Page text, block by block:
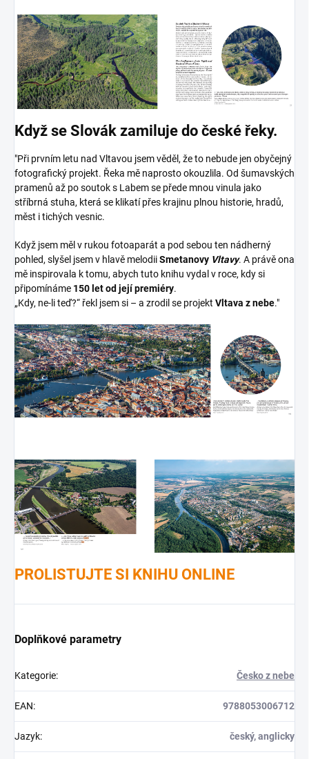
Když se Slovák zamiluje do české řeky.
"Při prvním letu nad Vltavou jsem věděl, že to nebude jen obyčejný
fotografický projekt. Řeka mě naprosto okouzlila. Od šumavských
pramenů až po soutok s Labem se přede mnou vinula jako
stříbrná stuha, která se klikatí přes krajinu plnou historie, hradů,
měst i tichých vesnic.
Když jsem měl v rukou fotoaparát a pod sebou ten nádherný
pohled, slyšel jsem v hlavě melodiiSmetanovy Vltavy. A právě ona
mě inspirovala k tomu, abych tuto knihu vydal v roce, kdy si
připomínáme 150 let od její premiéry.
„Kdy, ne-li teď?“ řekl jsem si – a zrodil se projekt Vltava z nebe."
PROLISTUJTE SI KNIHU ONLINE
Doplňkové parametry
Kategorie: Česko z nebe
EAN: 9788053006712
Jazyk: český, anglicky